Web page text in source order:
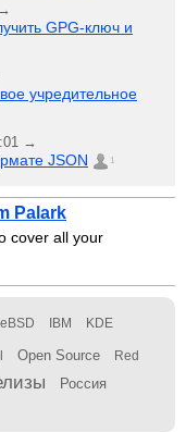
GPG-ключ и
учредительное
→
JSON 1
Palark
cover all your
IBM KDE
Open Source Red
Россия